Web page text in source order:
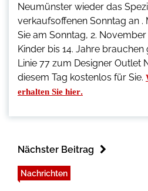
Neumünster wieder das
verkaufsoffenen Sonntag an .
Sie am Sonntag, 2.
Kinder bis 14. Jahre brauchen
Linie 77 zum Designer Outlet
diesem Tag kostenlos für Sie.
erhalten Sie hier.
Nächster Beitrag
Nachrichten